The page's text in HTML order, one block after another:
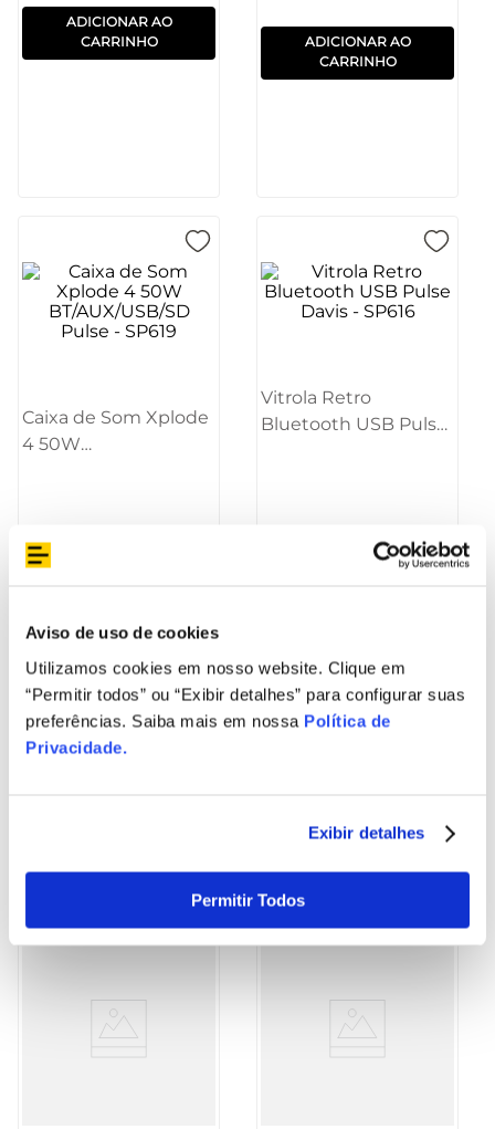
Aviso de uso de cookies
Utilizamos cookies em nosso website. Clique em
“Permitir todos” ou “Exibir detalhes” para configurar suas
preferências. Saiba mais em nossa Política de
Privacidade.
Exibir detalhes
Permitir Todos
ADICIONAR AO
CARRINHO
ADICIONAR AO
CARRINHO
Caixa de Som Xplode
4 50W
R$
Frete Gratis Sul/Sudeste
ADICIONAR AO
CARRINHO
Vitrola Retro
Bluetooth USB Pulse
, 91
ADICIONAR AO
CARRINHO